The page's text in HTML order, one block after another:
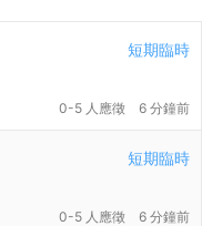
短期臨時
0-5 人應徵 6 分鐘前
短期臨時
0-5 人應徵 6 分鐘前